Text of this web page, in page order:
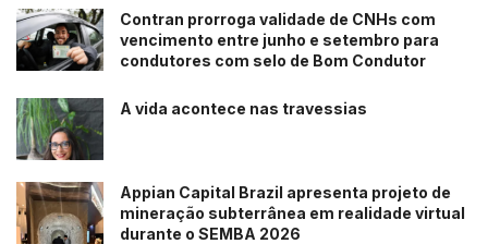
Tags: destaqueContran prorroga validade de CNHs com
vencimento entre junho e setembro para
condutores com selo de Bom Condutor
A vida acontece nas travessias
Appian Capital Brazil apresenta projeto de
mineração subterrânea em realidade virtual
durante o SEMBA 2026